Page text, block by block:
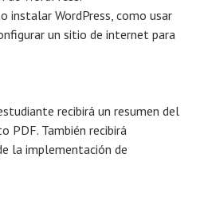
instalar WordPress, como usar
un sitio de internet para
recibirá un resumen del
PDF. También recibirá
la implementación de